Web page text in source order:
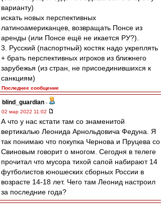
варианту)
искать новых перспективных
латиноамериканцев, возвращать Понсе из
аренды (или Понсе ещё не икается РУ?).
3. Русский (паспортный) костяк надо укреплять
+ брать перспективных игроков из ближнего
зарубежья (из стран, не присоединившихся к
санкциям)
Последнее сообщение
blind_guardian -
02 мар 2022 11:02
А что у нас кстати там со знаменитой
вертикалью Леонида Арнольдовича Федуна. Я
так понимаю что покупка Чернова и Пруцева со
Свиновым говорит о многом. Сегодня в телеге
прочитал что мусора тихой сапой набирают 14
футболистов юношеских сборных России в
возрасте 14-18 лет. Чего там Леонид настроил
за последние года?